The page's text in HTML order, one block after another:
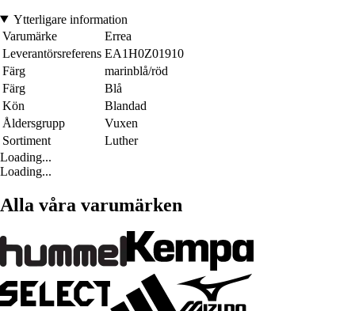
Ytterligare information
Varumärke
Errea
Leverantörsreferens EA1H0Z01910
Färg
marinblå/röd
Färg
Blå
Kön
Blandad
Åldersgrupp
Vuxen
Sortiment
Luther
Loading...
Loading...
Alla våra varumärken